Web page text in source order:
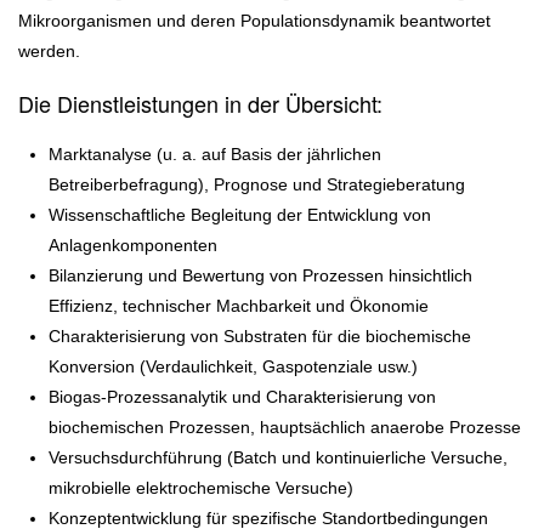
Mikroorganismen und deren Populationsdynamik beantwortet
werden.
Die Dienstleistungen in der Übersicht:
Marktanalyse (u. a. auf Basis der jährlichen
Betreiberbefragung), Prognose und Strategieberatung
Wissenschaftliche Begleitung der Entwicklung von
Anlagenkomponenten
Bilanzierung und Bewertung von Prozessen hinsichtlich
Effizienz, technischer Machbarkeit und Ökonomie
Charakterisierung von Substraten für die biochemische
Konversion (Verdaulichkeit, Gaspotenziale usw.)
Biogas-Prozessanalytik und Charakterisierung von
biochemischen Prozessen, hauptsächlich anaerobe Prozesse
Versuchsdurchführung (Batch und kontinuierliche Versuche,
mikrobielle elektrochemische Versuche)
Konzeptentwicklung für spezifische Standortbedingungen